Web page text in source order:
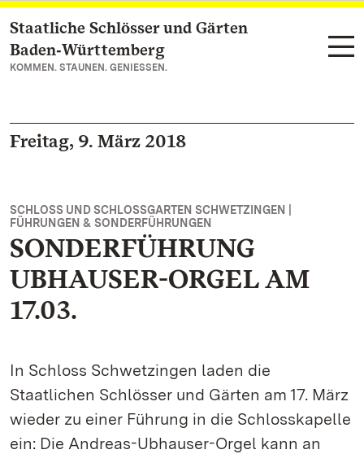
Zum Hauptinhalt springen
Staatliche Schlösser und Gärten
Baden‑Württemberg
KOMMEN. STAUNEN. GENIESSEN.
Freitag, 9. März 2018
SCHLOSS UND SCHLOSSGARTEN SCHWETZINGEN |
FÜHRUNGEN & SONDERFÜHRUNGEN
SONDERFÜHRUNG
UBHAUSER-ORGEL AM
17.03.
In Schloss Schwetzingen laden die
Staatlichen Schlösser und Gärten am 17. März
wieder zu einer Führung in die Schlosskapelle
ein: Die Andreas-Ubhauser-Orgel kann an